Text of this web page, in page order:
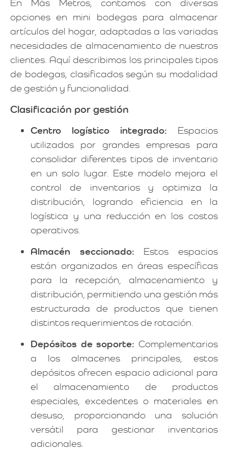
En Más Metros, contamos con diversas
opciones en mini bodegas para almacenar
artículos del hogar, adaptadas a las variadas
necesidades de almacenamiento de nuestros
clientes. Aquí describimos los principales tipos
de bodegas, clasificados según su modalidad
de gestión y funcionalidad.
Clasificación por gestión
Centro logístico integrado: Espacios
utilizados por grandes empresas para
consolidar diferentes tipos de inventario
en un solo lugar. Este modelo mejora el
control de inventarios y optimiza la
distribución, logrando eficiencia en la
logística y una reducción en los costos
operativos.
Almacén seccionado: Estos espacios
están organizados en áreas específicas
para la recepción, almacenamiento y
distribución, permitiendo una gestión más
estructurada de productos que tienen
distintos requerimientos de rotación.
Depósitos de soporte: Complementarios
a los almacenes principales, estos
depósitos ofrecen espacio adicional para
el almacenamiento de productos
especiales, excedentes o materiales en
desuso, proporcionando una solución
versátil para gestionar inventarios
adicionales.